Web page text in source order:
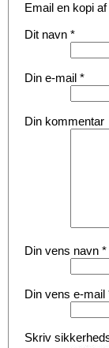
Email en kopi af
Dit navn *
Din e-mail *
Din kommentar
Din vens navn *
Din vens e-mail
Skriv